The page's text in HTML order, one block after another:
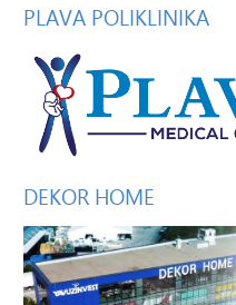
PLAVA POLIKLINIKA
DEKOR HOME